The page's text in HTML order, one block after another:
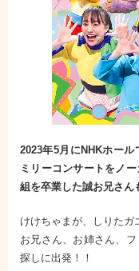
2023年5月にNHKホー
ミリーコンサートをノー
組を卒業した誠お兄さん
けけちゃまが、しりた
お兄さん、お姉さん、
探しに出発！！